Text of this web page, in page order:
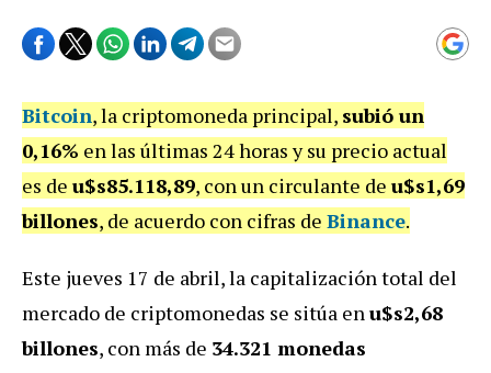
Bitcoin, la criptomoneda principal, subió un
0,16% en las últimas 24 horas y su precio actual
es de u$s85.118,89, con un circulante de u$s1,69
billones, de acuerdo con cifras de Binance.
Este jueves 17 de abril, la capitalización total del
mercado de criptomonedas se sitúa enu$s2,68
billones, con más de 34.321 monedas